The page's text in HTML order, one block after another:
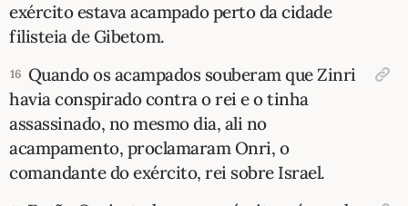
exército estava acampado perto da cidade
filisteia de Gibetom.
16 Quando os acampados souberam que Zinri
havia conspirado contra o rei e o tinha
assassinado, no mesmo dia, ali no
acampamento, proclamaram Onri, o
comandante do exército, rei sobre Israel.